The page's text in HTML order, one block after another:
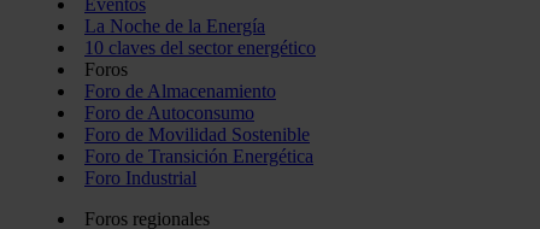
Eventos
La Noche de la Energía
10 claves del sector energético
Foros
Foro de Almacenamiento
Foro de Autoconsumo
Foro de Movilidad Sostenible
Foro de Transición Energética
Foro Industrial
Foros regionales